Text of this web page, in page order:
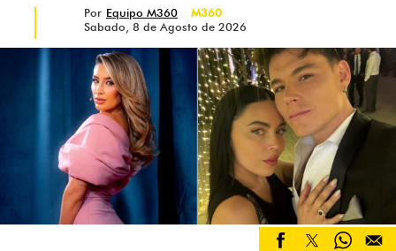
Por Equipo M360
M360
Sabado, 8 de Agosto de 2026